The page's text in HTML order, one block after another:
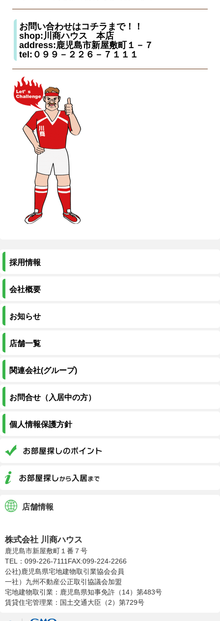
お問い合わせはコチラまで！！
shop:川商ハウス 本店
address:鹿児島市新屋敷町１－７
tel:０９９－２２６－７１１１
採用情報
会社概要
お知らせ
店舗一覧
関連会社(グループ)
お問合せ（入居中の方）
個人情報保護方針
店舗情報
株式会社 川商ハウス
鹿児島市新屋敷町１番７号
TEL：099-226-7111FAX:099-224-2266
公社)鹿児島県宅地建物取引業協会会員
一社）九州不動産公正取引協議会加盟
宅地建物取引業：鹿児島県知事免許（14）第483号
賃貸住宅管理業：国土交通大臣（2）第729号